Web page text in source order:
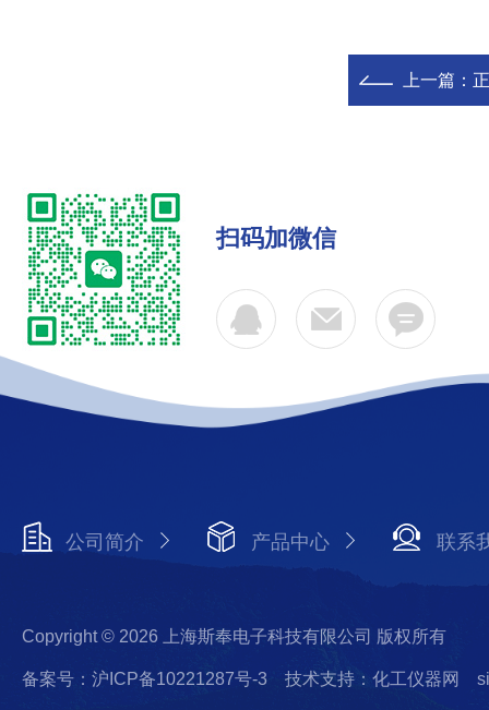
上一篇：
扫码加微信
公司简介 产品中心 联系
Copyright © 2026 上海斯奉电子科技有限公司 版权所有
备案号：沪ICP备10221287号-3 技术支持：化工仪器网